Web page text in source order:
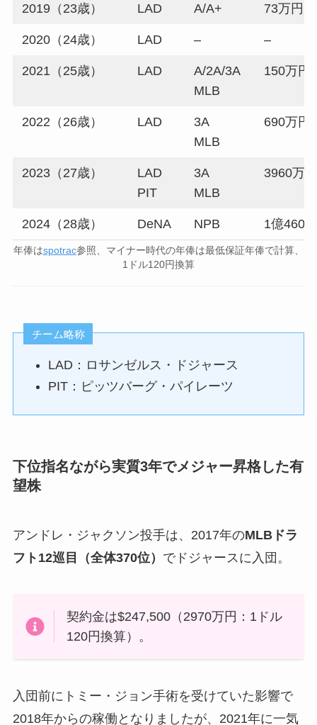
2019（23歳） LAD A/A+ 73万円
2020（24歳） LAD – –
2021（25歳） LAD
A/2A/3A
MLB
150万円
2022（26歳） LAD
3A
MLB
690万円
2023（27歳）
LAD
PIT
3A
MLB
3960万
2024（28歳） DeNA NPB 1億4600
年俸はspotrac参照、マイナー時代の年俸は最低保証年俸で計算、
1ドル120円換算
チーム略称
LAD：ロサンゼルス・ドジャース
PIT：ピッツバーグ・パイレーツ
下位指名ながら実質3年でメジャー昇格した有
望株
アンドレ・ジャクソン投手は、2017年のMLBドラ
フト12巡目（全体370位） でドジャースに入団。
契約金は$247,500（2970万円：1ドル
120円換算）。
入団前にトミー・ジョン手術を受けていた影響で
2018年からの稼働となりましたが、2021年に一気